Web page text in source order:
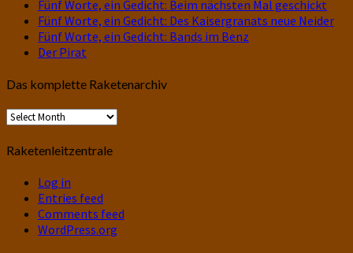
Fünf Worte, ein Gedicht: Beim nächsten Mal geschickt
Fünf Worte, ein Gedicht: Des Kaisergranats neue Neider
Fünf Worte, ein Gedicht: Bands im Benz
Der Pirat
Das komplette Raketenarchiv
Das
Raketenarchiv
Raketenleitzentrale
Log in
Entries feed
Comments feed
WordPress.org